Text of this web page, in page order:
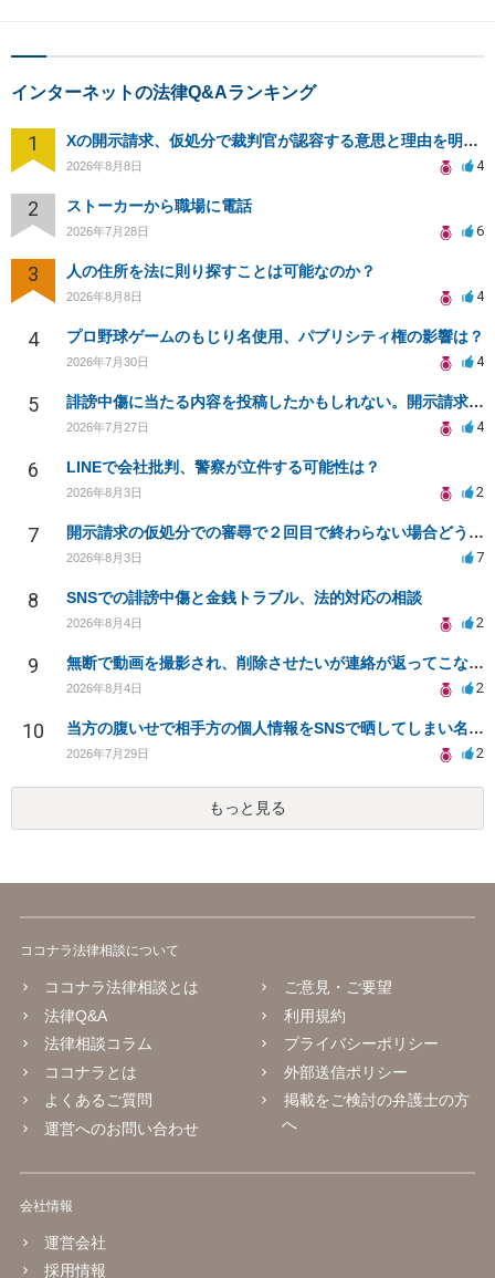
インターネットの法律Q&Aランキング
1 Xの開示請求、仮処分で裁判官が認容する意思と理由を明確化しても、相手側は争って引き延ばしますか
2026年8月8日 4
2 ストーカーから職場に電話
2026年7月28日 6
3 人の住所を法に則り探すことは可能なのか？
2026年8月8日 4
4 プロ野球ゲームのもじり名使用、パブリシティ権の影響は？
2026年7月30日 4
5 誹謗中傷に当たる内容を投稿したかもしれない。開示請求や民事刑事裁判に発展しうるのか教えて欲しい。
2026年7月27日 4
6 LINEで会社批判、警察が立件する可能性は？
2026年8月3日 2
7 開示請求の仮処分での審尋で２回目で終わらない場合どうしたらいいですか
2026年8月3日 7
8 SNSでの誹謗中傷と金銭トラブル、法的対応の相談
2026年8月4日 2
9 無断で動画を撮影され、削除させたいが連絡が返ってこない。
2026年8月4日 2
10 当方の腹いせで相手方の個人情報をSNSで晒してしまい名誉毀損させてしまったかもしれない
2026年7月29日 2
もっと見る
ココナラ法律相談について
ココナラ法律相談とは
法律Q&A
法律相談コラム
ココナラとは
よくあるご質問
運営へのお問い合わせ
ご意見・ご要望
利用規約
プライバシーポリシー
外部送信ポリシー
掲載をご検討の弁護士の方
へ
会社情報
運営会社
採用情報